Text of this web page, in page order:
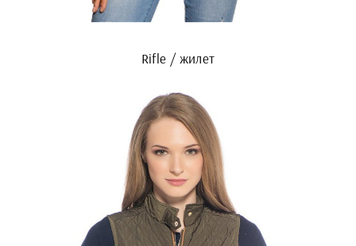
Rifle / жилет